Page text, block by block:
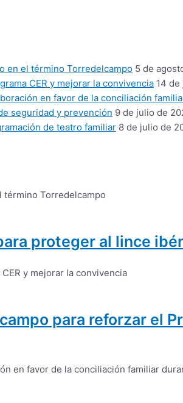
en el término Torredelcampo 5 de
CER y mejorar la convivencia 14
en favor de la conciliación
seguridad y prevención 9 de julio de
de teatro familiar 8 de julio de
proteger al lince
para reforzar el